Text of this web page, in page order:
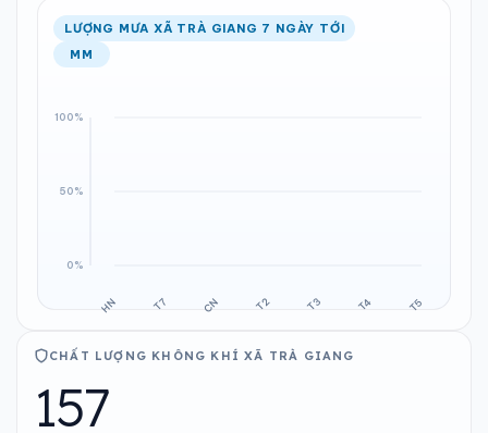
LƯỢNG MƯA XÃ TRÀ GIANG 7 NGÀY TỚI
MM
CHẤT LƯỢNG KHÔNG KHÍ XÃ TRÀ GIANG
157